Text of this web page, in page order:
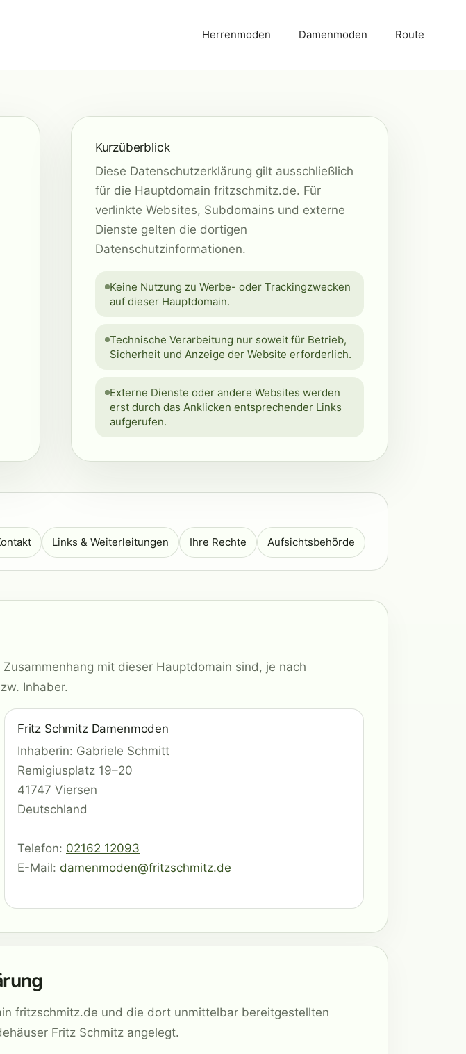
Herrenmoden Damenmoden Route
Kurzüberblick
Diese Datenschutzerklärung gilt ausschließlich
für die Hauptdomain fritzschmitz.de. Für
verlinkte Websites, Subdomains und externe
Dienste gelten die dortigen
Datenschutzinformationen.
Keine Nutzung zu Werbe- oder Trackingzwecken
auf dieser Hauptdomain.
Technische Verarbeitung nur soweit für Betrieb,
Sicherheit und Anzeige der Website erforderlich.
Externe Dienste oder andere Websites werden
erst durch das Anklicken entsprechender Links
aufgerufen.
Links & Weiterleitungen Ihre Rechte Aufsichtsbehörde
mit dieser Hauptdomain sind, je nach
Inhaber.
Fritz Schmitz Damenmoden
Inhaberin: Gabriele Schmitt
Remigiusplatz 19–20
41747 Viersen
Deutschland
Telefon: 02162 12093
E-Mail: damenmoden@fritzschmitz.de
fritzschmitz.de und die dort unmittelbar bereitgestellten
Fritz Schmitz angelegt.